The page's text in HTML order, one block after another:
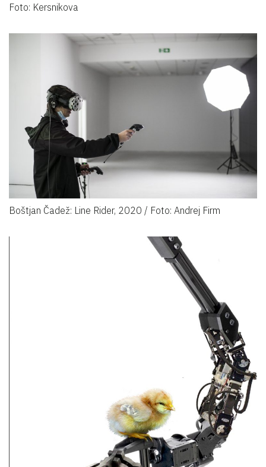
Foto: Kersnikova
Boštjan Čadež: Line Rider, 2020 / Foto: Andrej Firm